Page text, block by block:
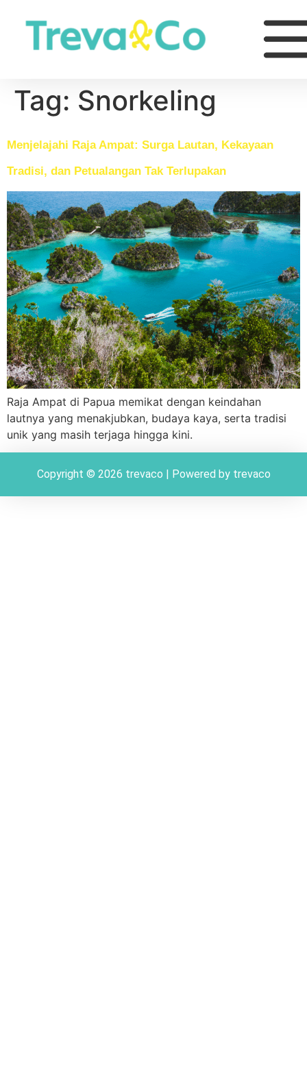
Tag: Snorkeling
Menjelajahi Raja Ampat: Surga Lautan, Kekayaan
Tradisi, dan Petualangan Tak Terlupakan
Raja Ampat di Papua memikat dengan keindahan
lautnya yang menakjubkan, budaya kaya, serta tradisi
unik yang masih terjaga hingga kini.
Copyright © 2026 trevaco | Powered by trevaco